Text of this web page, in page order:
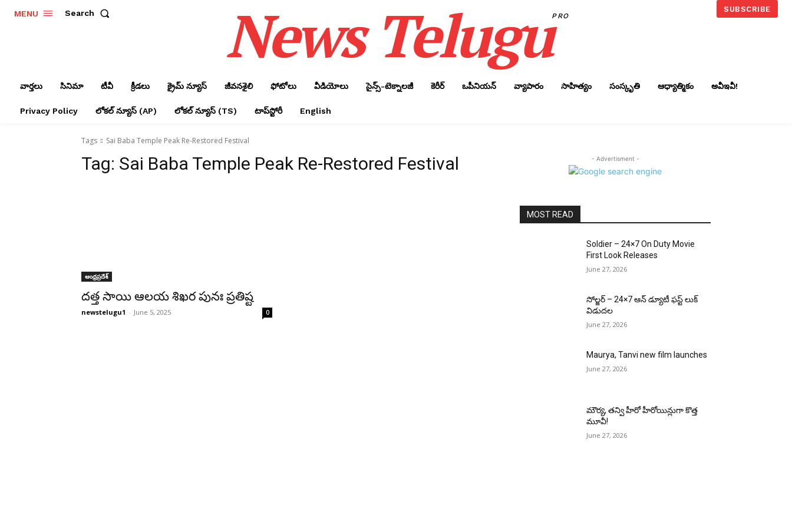
MENU Search News TeluguPRO
SUBSCRIBE
వార్తలు సినిమా టీవీ క్రీడలు క్రైమ్ న్యూస్‌ జీవనశైలి ఫోటోలు వీడియోలు సైన్స్‌-టెక్నాలజీ కెరీర్‌ ఒపీనియన్‌ వ్యాపారం సాహిత్యం సంస్కృతి ఆధ్యాత్మికం అవీఇవీ!
Privacy Policy లోక‌ల్ న్యూస్‌ (AP) లోక‌ల్ న్యూస్‌ (TS) టాప్‌స్టోరీ English
Tags Sai Baba Temple Peak Re-Restored Festival
Tag: Sai Baba Temple Peak Re-Restored Festival
ఆంధ్రప్రదేశ్‌
దత్త సాయి ఆలయ శిఖర పునః ప్రతిష్ట
newstelugu1 - June 5, 2025 0
- Advertisment -
MOST READ
Soldier – 24×7 On Duty Movie
First Look Releases
June 27, 2026
సోల్జర్ – 24×7 ఆన్ డ్యూటీ ఫస్ట్ లుక్
విడుదల
June 27, 2026
Maurya, Tanvi new film launches
June 27, 2026
మౌర్య‌, త‌న్వి హీరో హీరోయిన్లుగా కొత్త
మూవీ!
June 27, 2026